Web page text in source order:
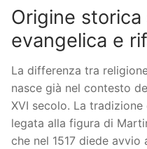
Origine
evangelica e
La differenza tra
nasce già nel contesto
XVI secolo. La
legata alla figura di
che nel 1517 diede